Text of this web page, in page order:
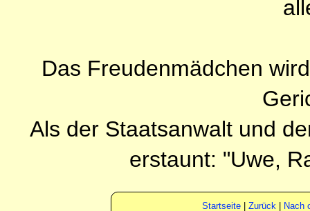
Das Freudenmädchen
Als der Staatsanwalt und
erstaunt: "Uwe,
Startseite Zurück Nach